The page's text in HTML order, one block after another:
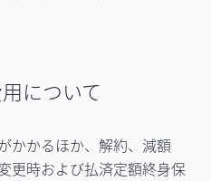
について
かかるほか、解約、減額
更時および払済定額終身保